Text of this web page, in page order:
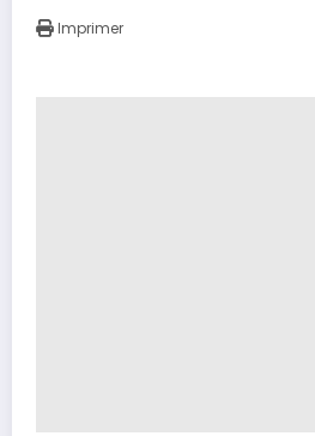
Imprimer